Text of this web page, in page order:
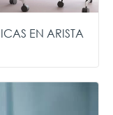
EN ARISTA